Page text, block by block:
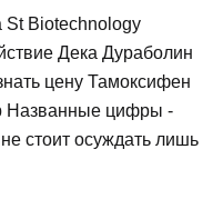
St Biotechnology
Дека Дураболин
цену Тамоксифен
Названные цифры -
стоит осуждать лишь